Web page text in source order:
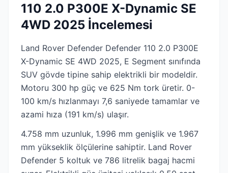
110 2.0 P300E X-Dynamic SE
4WD 2025 İncelemesi
Land Rover Defender Defender 110 2.0 P300E
X-Dynamic SE 4WD 2025, E Segment sınıfında
SUV gövde tipine sahip elektrikli bir modeldir.
Motoru 300 hp güç ve 625 Nm tork üretir. 0-
100 km/s hızlanmayı 7,6 saniyede tamamlar ve
azami hıza (191 km/s) ulaşır.
4.758 mm uzunluk, 1.996 mm genişlik ve 1.967
mm yükseklik ölçülerine sahiptir. Land Rover
Defender 5 koltuk ve 786 litrelik bagaj hacmi